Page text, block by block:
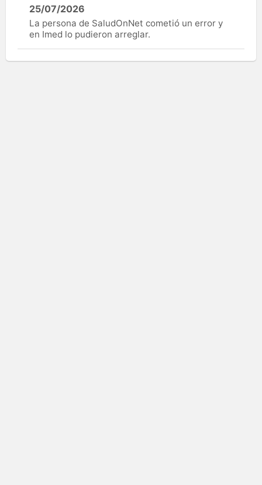
25/07/2026
La persona de SaludOnNet cometió un error y
en Imed lo pudieron arreglar.